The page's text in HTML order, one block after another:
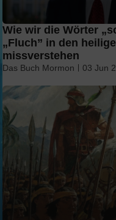
Wie wir die Wörter
„Fluch” in den
missverstehen
Das Buch Mormon 03 Jun